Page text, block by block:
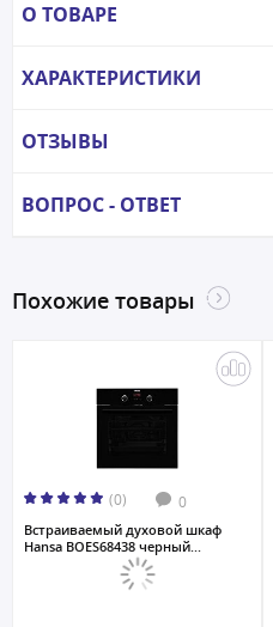
О ТОВАРЕ
ХАРАКТЕРИСТИКИ
ОТЗЫВЫ
ВОПРОС - ОТВЕТ
Похожие товары
(0) 0
Встраиваемый духовой шкаф
Hansa BOES68438 черный...